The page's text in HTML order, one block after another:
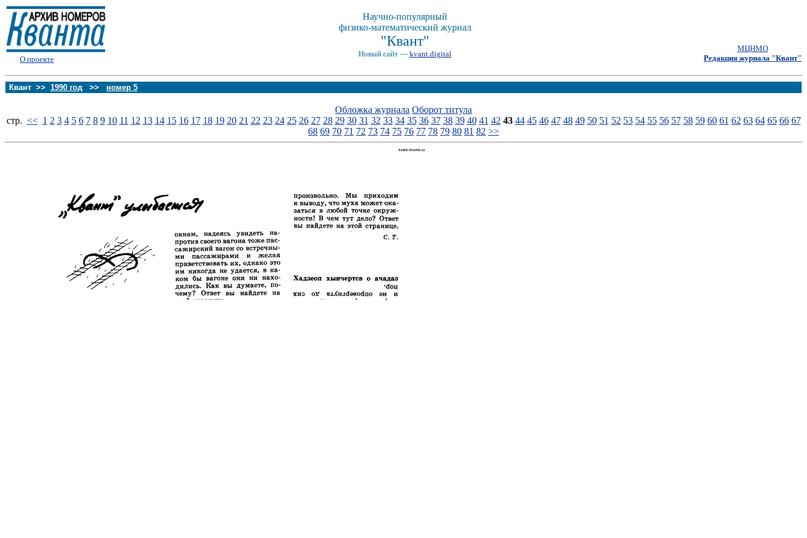
О проекте
Научно-популярный
физико-математический журнал
"Квант"
Новый сайт — kvant.digital
МЦНМО
Редакция журнала "Квант"
Квант >> 1990 год >> номер 5
Обложка журнала Оборот титула
стp. << 1 2 3 4 5 6 7 8 9 10 11 12 13 14 15 16 17 18 19 20 21 22 23 24 25 26 27 28 29 30 31 32 33 34 35 36 37 38 39 40 41 42 43 44 45 46 47 48 49 50 51 52 53 54 55 56 57 58 59 60 61 62 63 64 65 66 67
68 69 70 71 72 73 74 75 76 77 78 79 80 81 82 >>